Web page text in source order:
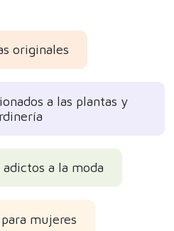
originales
a las plantas y
adictos a la moda
mujeres